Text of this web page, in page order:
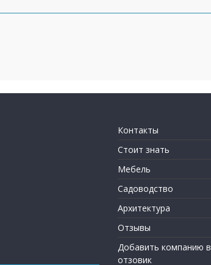
Контакты
Стоит знать
Мебель
Садоводство
Архитектура
Отзывы
Добавить компанию в
отзовик